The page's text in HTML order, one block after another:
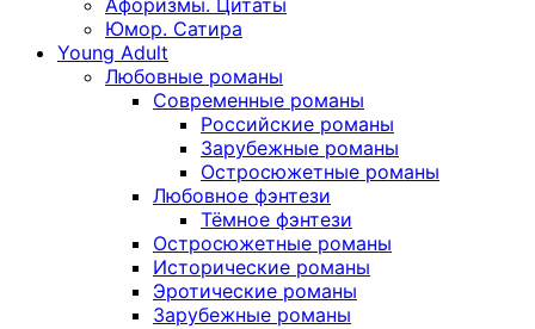
Афоризмы. Цитаты
Юмор. Сатира
Young Adult
Любовные романы
Современные романы
Российские романы
Зарубежные романы
Остросюжетные романы
Любовное фэнтези
Тёмное фэнтези
Остросюжетные романы
Исторические романы
Эротические романы
Зарубежные романы